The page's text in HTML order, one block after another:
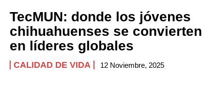
TecMUN: donde los jóvenes
chihuahuenses se convierten
en líderes globales
CALIDAD DE VIDA 12 Noviembre, 2025